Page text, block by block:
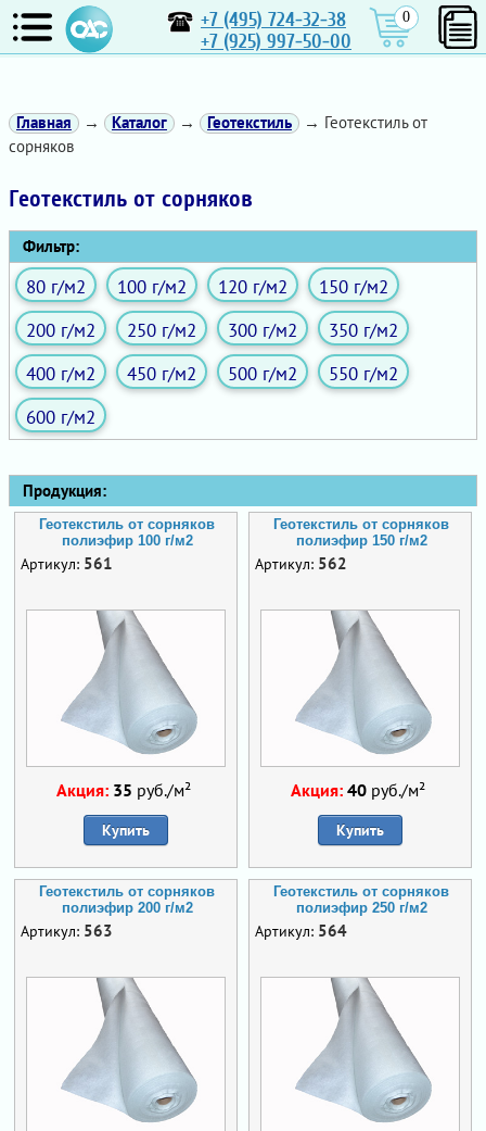
+7 (495) 724-32-38
+7 (925) 997-50-00
0
Главная → Каталог → Геотекстиль
→ Геотекстиль от
сорняков
Геотекстиль от сорняков
Фильтр:
80 г/м2 100 г/м2 120 г/м2
150 г/м2
200 г/м2
250 г/м2 300 г/м2
350 г/м2
400 г/м2
450 г/м2 500 г/м2
550 г/м2
600 г/м2
Продукция:
Геотекстиль от сорняков
полиэфир 100 г/м2
Артикул: 561
Акция: 35 руб./м²
Купить
Геотекстиль от сорняков
полиэфир 150 г/м2
Артикул: 562
Акция: 40руб./м²
Купить
Геотекстиль от сорняков
полиэфир 200 г/м2
Артикул: 563
Геотекстиль от сорняков
полиэфир 250 г/м2
Артикул: 564